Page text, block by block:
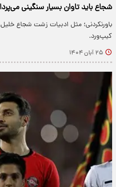
شجاع باید تاوان بسیار سنگینی
باورنکردنی؛ مثل ادبیات زشت شجاع
کیپ‌ورد.
۲۵ آبان ۱۴۰۴